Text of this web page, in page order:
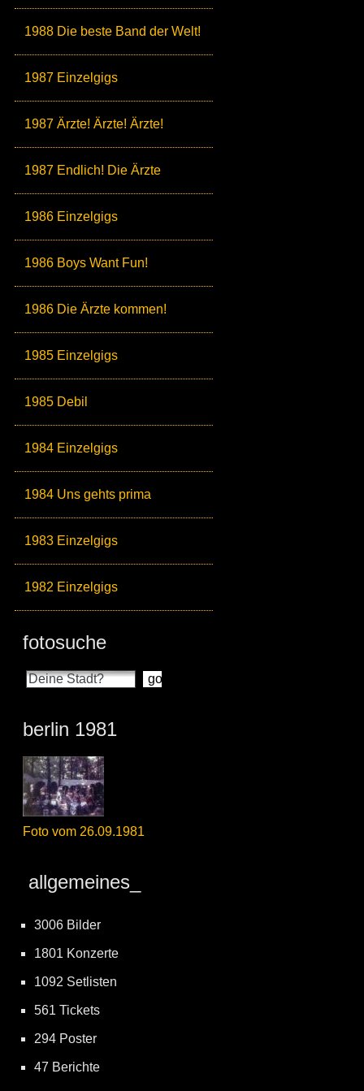
1988 Die beste Band der Welt!
1987 Einzelgigs
1987 Ärzte! Ärzte! Ärzte!
1987 Endlich! Die Ärzte
1986 Einzelgigs
1986 Boys Want Fun!
1986 Die Ärzte kommen!
1985 Einzelgigs
1985 Debil
1984 Einzelgigs
1984 Uns gehts prima
1983 Einzelgigs
1982 Einzelgigs
fotosuche
berlin 1981
Foto vom 26.09.1981
allgemeines_
3006 Bilder
1801 Konzerte
1092 Setlisten
561 Tickets
294 Poster
47 Berichte